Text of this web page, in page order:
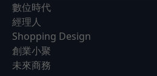
數位時代
經理人
Shopping Design
創業小聚
未來商務